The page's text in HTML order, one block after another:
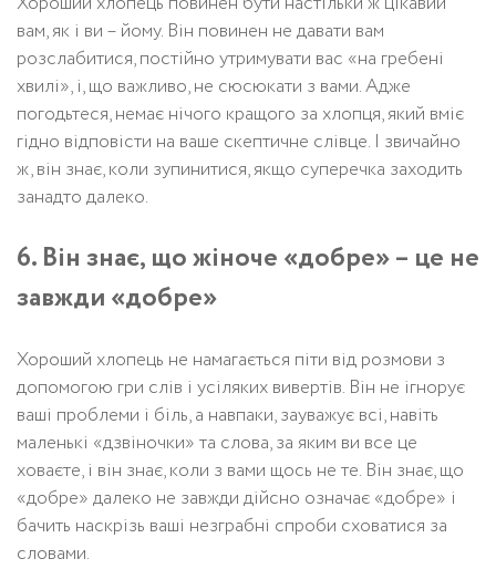
вам, як і ви – йому. Він повинен не давати вам
розслабитися, постійно утримувати вас «на гребені
хвилі», і, що важливо, не сюсюкати з вами. Адже
погодьтеся, немає нічого кращого за хлопця, який вміє
гідно відповісти на ваше скептичне слівце. І звичайно
ж, він знає, коли зупинитися, якщо суперечка заходить
занадто далеко.
6. Він знає, що жіноче «добре» – це не
завжди «добре»
Хороший хлопець не намагається піти від розмови з
допомогою гри слів і усіляких вивертів. Він не ігнорує
ваші проблеми і біль, а навпаки, зауважує всі, навіть
маленькі «дзвіночки» та слова, за яким ви все це
ховаєте, і він знає, коли з вами щось не те. Він знає, що
«добре» далеко не завжди дійсно означає «добре» і
бачить наскрізь ваші незграбні спроби сховатися за
словами.